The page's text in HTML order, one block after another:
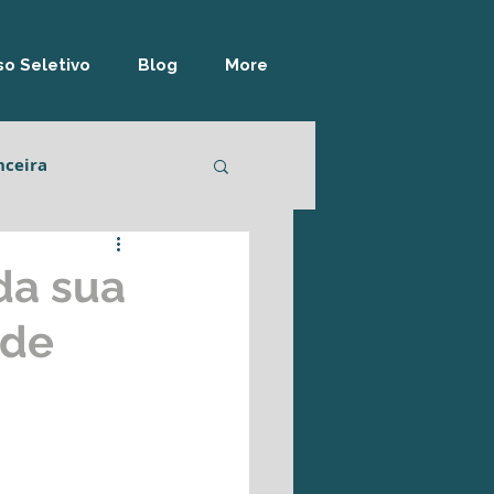
Seletivo Blog More
Logística
sua